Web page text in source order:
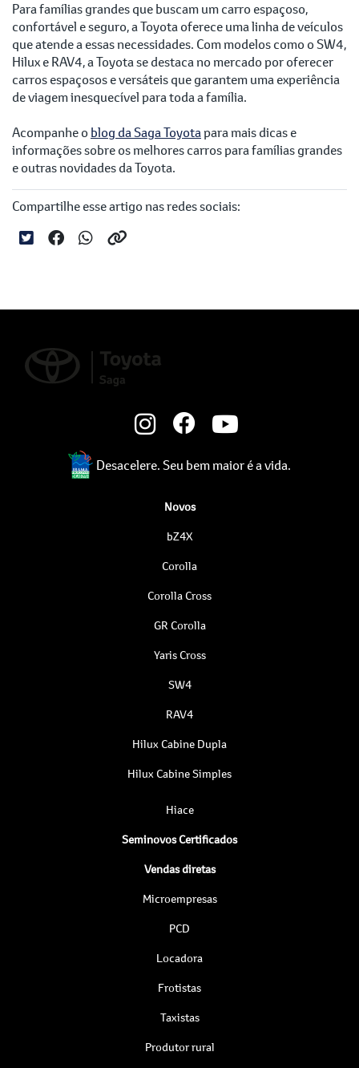
Para famílias grandes que buscam um carro espaçoso,
confortável e seguro, a Toyota oferece uma linha de veículos
que atende a essas necessidades. Com modelos como o SW4,
Hilux e RAV4, a Toyota se destaca no mercado por oferecer
carros espaçosos e versáteis que garantem uma experiência
de viagem inesquecível para toda a família.
Acompanhe o blog da Saga Toyotapara mais dicas e
informações sobre os melhores carros para famílias grandes
e outras novidades da Toyota.
Compartilhe esse artigo nas redes sociais:
Desacelere. Seu bem maior é a vida.
Novos
bZ4X
Corolla
Corolla Cross
GR Corolla
Yaris Cross
SW4
RAV4
Hilux Cabine Dupla
Hilux Cabine Simples
Hiace
Seminovos Certificados
Vendas diretas
Microempresas
PCD
Locadora
Frotistas
Taxistas
Produtor rural